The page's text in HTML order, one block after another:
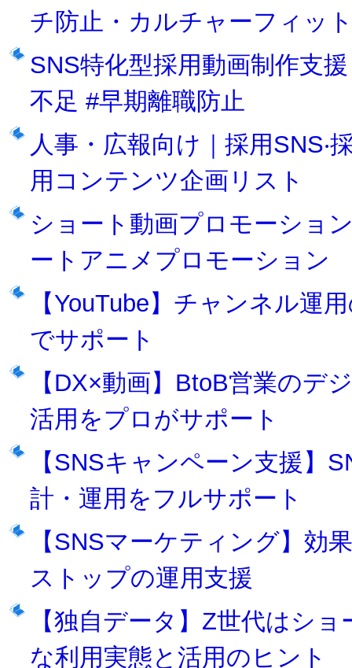
チ防止・カルチャーフィッ
SNS特化型採用動画制作支
不足 #早期離職防止
人事・広報向け｜採用SNS‧
用コンテンツ企画リスト
ショート動画プロモーショ
ートアニメプロモーション
【YouTube】チャンネル運
でサポート
【DX×動画】BtoB営業のデ
活用をプロがサポート
【SNSキャンペーン支援】
計・運用をフルサポート
【SNSマーケティング】効
ストップの運用支援
【独自データ】Z世代はシ
な利用実態と活用のヒント